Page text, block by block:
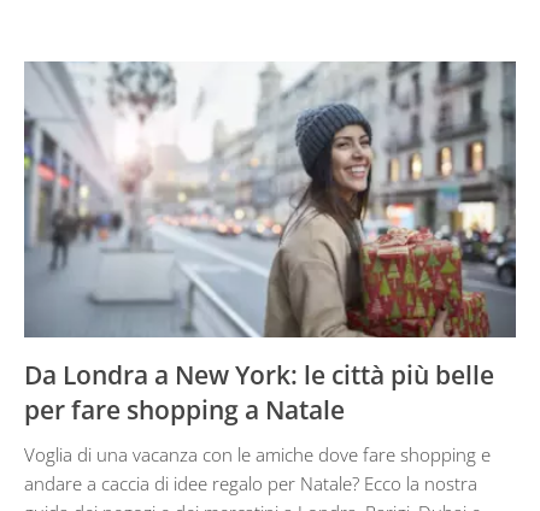
Da Londra a New York: le città più belle
per fare shopping a Natale
Voglia di una vacanza con le amiche dove fare shopping e
andare a caccia di idee regalo per Natale? Ecco la nostra